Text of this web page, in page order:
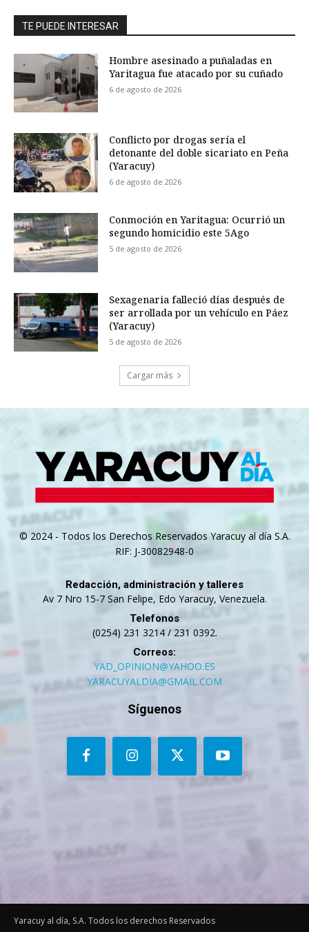
TE PUEDE INTERESAR
Hombre asesinado a puñaladas en
Yaritagua fue atacado por su cuñado
6 de agosto de 2026
Conflicto por drogas sería el
detonante del doble sicariato en Peña
(Yaracuy)
6 de agosto de 2026
Conmoción en Yaritagua: Ocurrió un
segundo homicidio este 5Ago
5 de agosto de 2026
Sexagenaria falleció días después de
ser arrollada por un vehículo en Páez
(Yaracuy)
5 de agosto de 2026
Cargar más
© 2024 - Todos los Derechos Reservados Yaracuy al día S.A.
RIF: J-30082948-0
Redacción, administración y talleres
Av 7 Nro 15-7 San Felipe, Edo Yaracuy, Venezuela.
Telefonos
(0254) 231 3214 / 231 0392.
Correos:
YAD_OPINION@YAHOO.ES
YARACUYALDIA@GMAIL.COM
Síguenos
Yaracuy al día, S.A. Todos los derechos Reservados